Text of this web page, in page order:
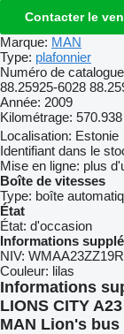
Contacter le
Marque: MAN
Type: plafonnier
Numéro de
88.25925-6028
Année: 2009
Kilométrage:
Localisation: Estonie
Identifiant dans le
Mise en ligne: plus
Boîte de vitesses
Type: boîte
État
État: d'occasion
Informations
NIV:
Couleur: lilas
Informations
LIONS CITY
MAN Lion's bus